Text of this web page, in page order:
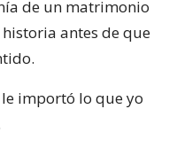
de un matrimonio
antes de que
importó lo que yo